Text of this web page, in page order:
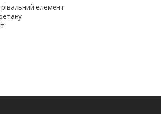
елемент